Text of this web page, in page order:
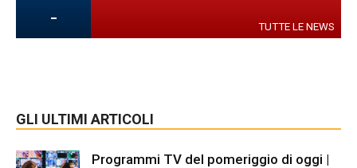
- TUTTE LE NEWS
GLI ULTIMI ARTICOLI
Programmi TV del pomeriggio di oggi |